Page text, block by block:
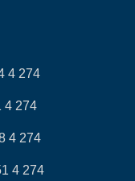
4 274
4 274
4 274
4 274